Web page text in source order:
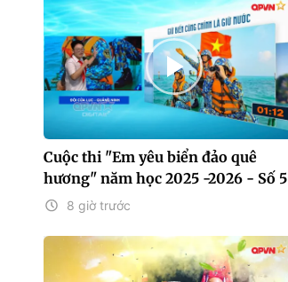
Cuộc thi "Em yêu biển đảo quê
hương" năm học 2025 -2026 - Số 5
8 giờ trước